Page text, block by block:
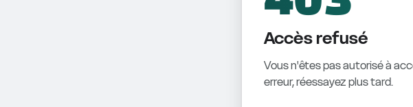
Accès refusé
Vous n'êtes pas autorisé à
erreur, réessayez plus tard.